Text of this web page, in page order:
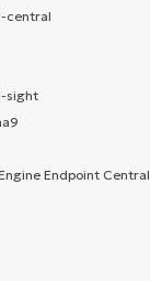
central
sight
Endpoint Central